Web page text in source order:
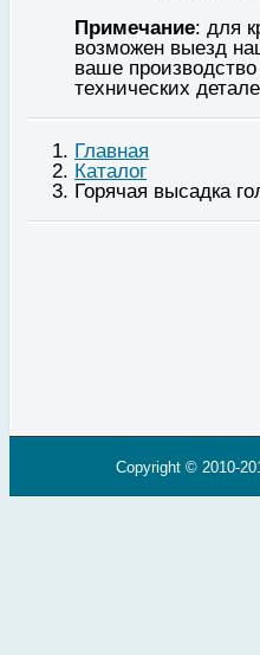
Примечание: для
возможен выезд
ваше
технических
Главная
Каталог
Горячая высадка
Copyright © 2010-